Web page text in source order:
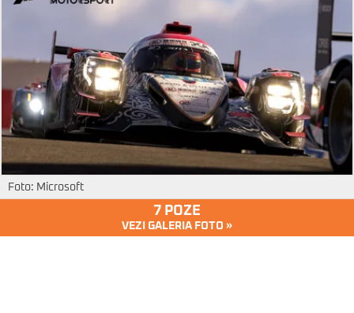
Foto: Microsoft
7 POZE
VEZI GALERIA FOTO »